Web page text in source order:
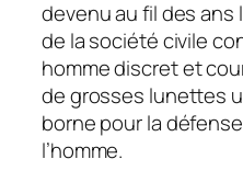
devenu au fil des
de la société civile
homme discret et
de grosses lunettes
borne pour la
l’homme.